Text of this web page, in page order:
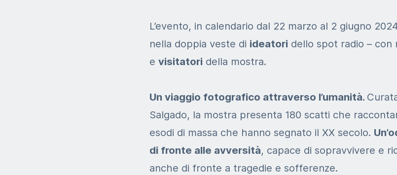
L’evento, in calendario dal 22 marzo al 2 giugno
nella doppia veste di ideatori dello spot radio – con
e visitatori della mostra.
Un viaggio fotografico attraverso l’umanità.
Salgado, la mostra presenta 180 scatti che
esodi di massa che hanno segnato il XX secolo.
di fronte alle avversità, capace di sopravvivere e
anche di fronte a tragedie e sofferenze.